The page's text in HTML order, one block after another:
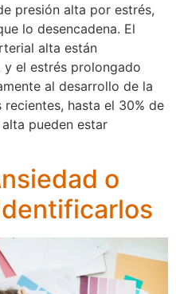
presión alta por estrés,
lo desencadena. El
alta están
y el estrés prolongado
al desarrollo de la
hasta el 30% de
pueden estar
o